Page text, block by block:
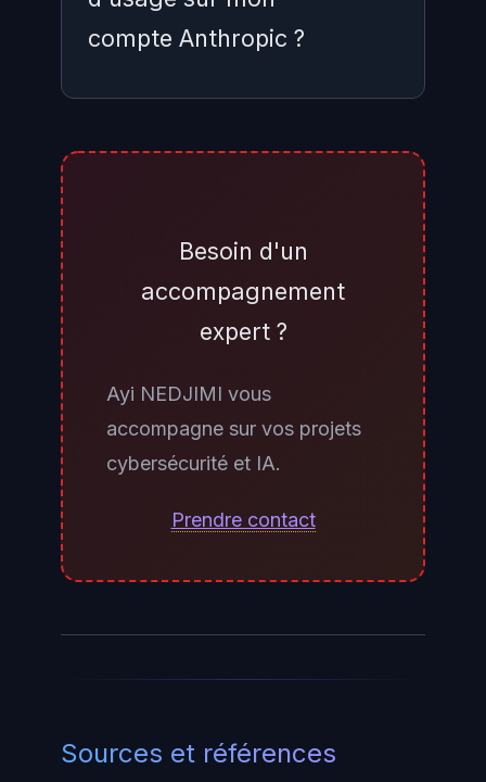
compte Anthropic ?
Opus 4.8 et Claude Sonnet 5 dans
Pro, Max ou Team. Seul l'accès à
Fable 5 est conditionné à
pouvez activer les crédits à tout
moment depuis Paramètres →
Usage sur claude.ai, définir un
plafond mensuel de votre choix, et
stopper la facturation
Besoin d'un
accompagnement
expert ?
Ayi NEDJIMI vous
accompagne sur vos projets
cybersécurité et IA.
Prendre contact
Sources et références